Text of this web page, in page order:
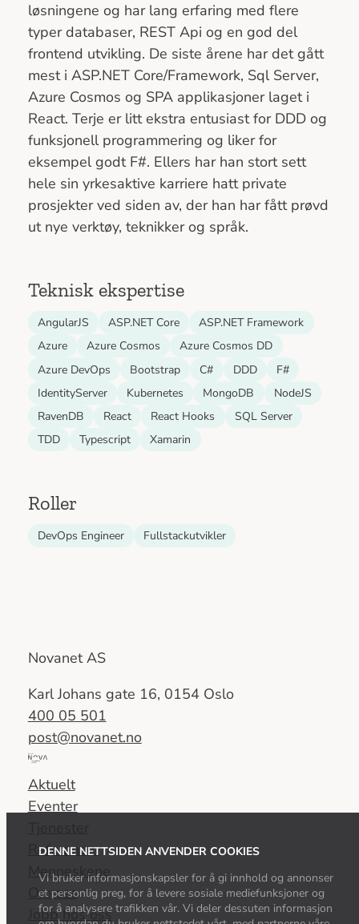
DENNE NETTSIDEN ANVENDER COOKIES
Vi bruker informasjonskapsler for å gi innhold og annonser
et personlig preg, for å levere sosiale mediefunksjoner og
for å analysere trafikken vår. Vi deler dessuten informasjon
løsningene og har lang erfaring med flere
typer databaser, REST Api og en god del
frontend utvikling. De siste årene har det gått
mest i ASP.NET Core/Framework, Sql Server,
Azure Cosmos og SPA applikasjoner laget i
React. Terje er litt ekstra entusiast for DDD og
funksjonell programmering og liker for
eksempel godt F#. Ellers har han stort sett
hele sin yrkesaktive karriere hatt private
prosjekter ved siden av, der han har fått prøvd
ut nye verktøy, teknikker og språk.
Teknisk ekspertise
AngularJS ASP.NET Core
ASP.NET Framework
Azure
Azure Cosmos
Azure Cosmos DD
Azure DevOps
Bootstrap C# DDD
F#
IdentityServer
Kubernetes MongoDB
NodeJS
RavenDB
React React Hooks
SQL Server
TDD
Typescript Xamarin
Roller
DevOps Engineer Fullstackutvikler
Novanet AS
Karl Johans gate 16, 0154 Oslo
400 05 501
post@novanet.no
Del
av
Nova
Group
Aktuelt
Eventer
Referanser
Menneskene
Om oss
Jobb hos oss